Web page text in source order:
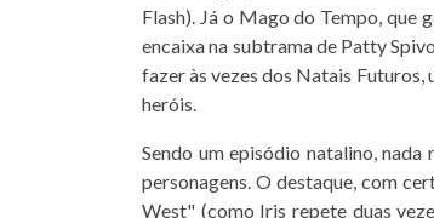
Flash). Já o Mago do Tempo, que
encaixa na subtrama de Patty
fazer às vezes dos Natais Futuros,
heróis.
Sendo um episódio natalino,
personagens. O destaque, com
West" (como Iris repete duas